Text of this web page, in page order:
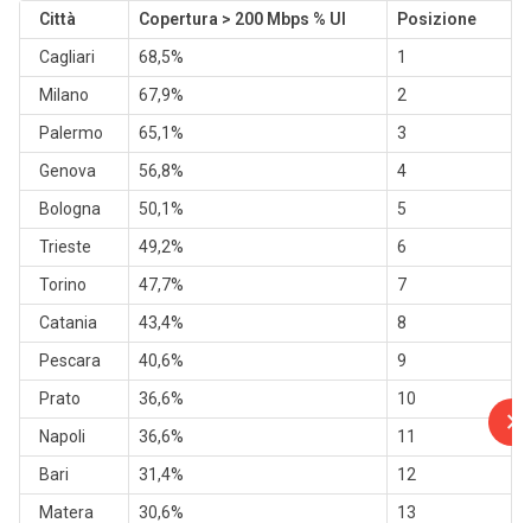
Città Copertura > 200 Mbps % UI
Posizione
Cagliari
68,5%
1
Milano
67,9%
2
Palermo
65,1%
3
Genova
56,8%
4
Bologna
50,1%
5
Trieste
49,2%
6
Torino
47,7%
7
Catania
43,4%
8
Pescara
40,6%
9
Prato
36,6%
10
Napoli
36,6%
11
Bari
31,4%
12
Matera
30,6%
13